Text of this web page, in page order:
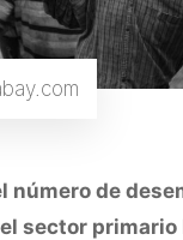
número de
sector primario